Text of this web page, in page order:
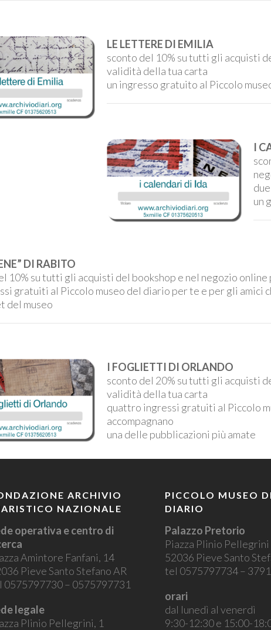
LE LETTERE DI EMILIA
sconto del 10% su tutti gli acquisti
validità della tua carta
un ingresso gratuito al Piccolo
I
un
DI RABITO
10% su tutti gli acquisti del bookshop e nel negozio
gratuiti al Piccolo museo del diario per te e per gli amici
del museo
I FOGLIETTI DI ORLANDO
sconto del 20% su tutti gli acquisti
validità della tua carta
quattro ingressi gratuiti al Piccolo
accompagnano
una delle pubblicazioni più amate
ARCHIVIO
NAZIONALE
operativa e centro di
Amintore Fanfani, 14
Pieve Santo Stefano AR
0575797730 – 0575797731
legale
Plinio Pellegrini, 1
PICCOLO MUSEO
DIARIO
Palazzo Pretorio
Piazza Plinio Pellegrini
52036 Pieve Santo
tel 0575797734 –
orari
dal lunedì al venerdì
9:30-12:30 e 15:00-